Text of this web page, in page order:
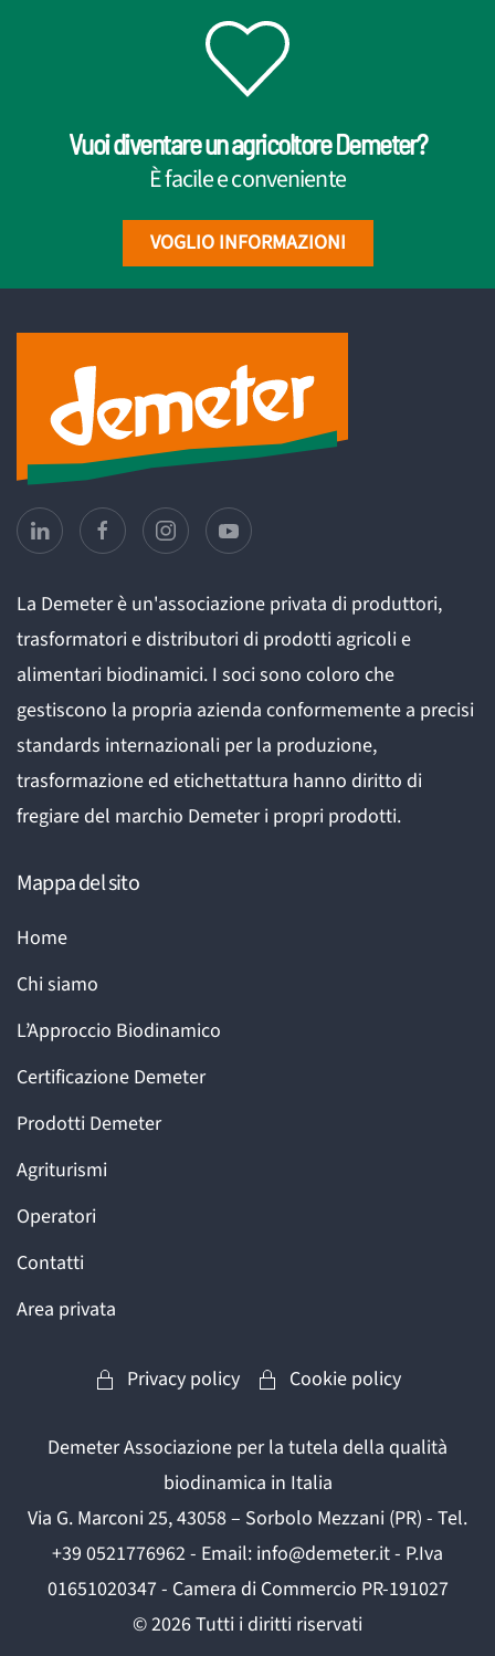
Vuoi diventare un agricoltore Demeter?
È facile e conveniente
VOGLIO INFORMAZIONI
La Demeter è un'associazione privata di produttori,
trasformatori e distributori di prodotti agricoli e
alimentari biodinamici. I soci sono coloro che
gestiscono la propria azienda conformemente a precisi
standards internazionali per la produzione,
trasformazione ed etichettattura hanno diritto di
fregiare del marchio Demeter i propri prodotti.
Mappa del sito
Home
Chi siamo
L’Approccio Biodinamico
Certificazione Demeter
Prodotti Demeter
Agriturismi
Operatori
Contatti
Area privata
Privacy policy Cookie policy
Demeter Associazione per la tutela della qualità
biodinamica in Italia
Via G. Marconi 25, 43058 – Sorbolo Mezzani (PR) - Tel.
+39 0521776962 - Email: info@demeter.it - P.Iva
01651020347 - Camera di Commercio PR-191027
©2026Tutti i diritti riservati